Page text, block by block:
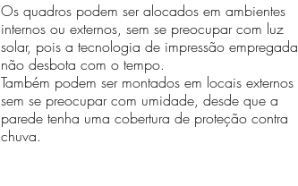
Os quadros podem ser alocados em ambientes
internos ou externos, sem se preocupar com luz
solar, pois a tecnologia de impressão empregada
não desbota com o tempo.
Também podem ser montados em locais externos
sem se preocupar com umidade, desde que a
parede tenha uma cobertura de proteção contra
chuva.